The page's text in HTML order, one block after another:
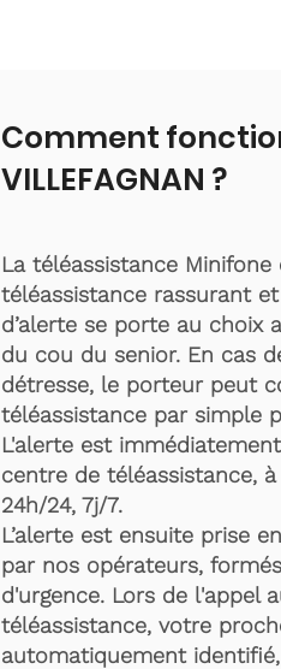
Comment
VILLEFAGNAN ?
La téléassistance
téléassistance rassurant
d’alerte se porte au choix
du cou du senior. En cas
détresse, le porteur peut
téléassistance par simple
L'alerte est
centre de téléassistance,
24h/24, 7j/7.
L’alerte est ensuite prise
par nos opérateurs,
d'urgence. Lors de l'appel
téléassistance, votre
automatiquement